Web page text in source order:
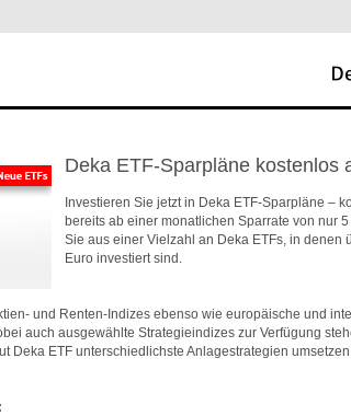
Deka ETF-Sparpläne kostenlos
Investieren Sie jetzt in Deka ETF-Sparpläne –
bereits ab einer monatlichen Sparrate von nur
Sie aus einer Vielzahl an Deka ETFs, in denen
Euro investiert sind.
und Renten-Indizes ebenso wie europäische und
auch ausgewählte Strategieindizes zur Verfügung
Deka ETF unterschiedlichste Anlagestrategien umsetzen